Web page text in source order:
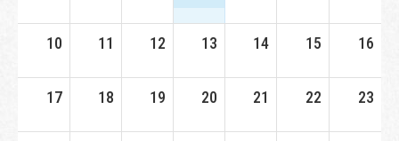
10 11 12 13 14 15 16
17 18 19 20 21 22 23